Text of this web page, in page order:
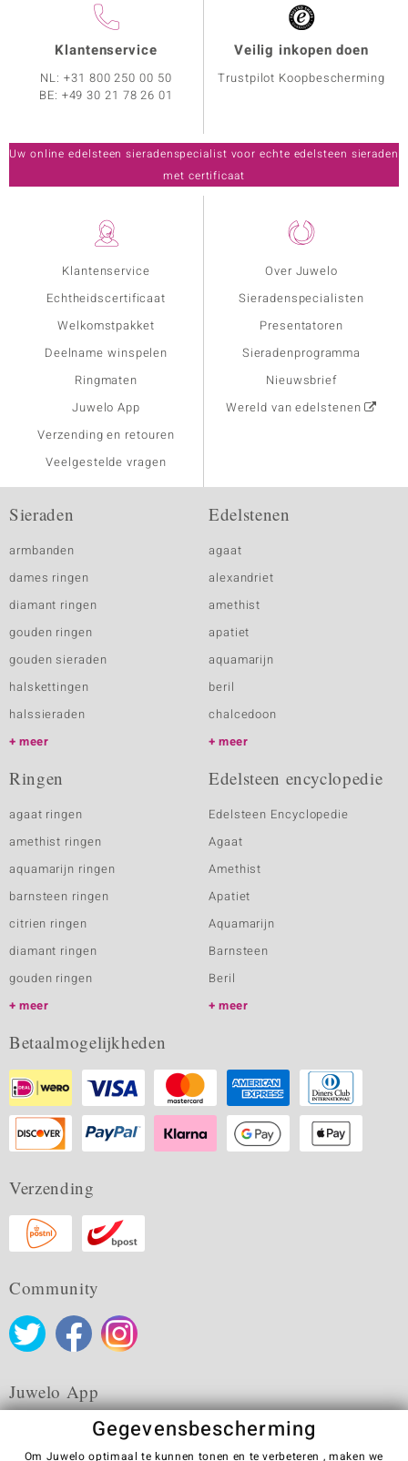
Klantenservice
Echtheidscertificaat
Welkomstpakket
Deelname winspelen
Ringmaten
Juwelo App
Verzending en retouren
Veelgestelde vragen
Over Juwelo
Sieradenspecialisten
Presentatoren
Sieradenprogramma
Nieuwsbrief
Wereld van edelstenen
Klantenservice
NL:+31 800 250 00 50
BE: +49 30 21 78 26 01
Veilig inkopen doen
Trustpilot Koopbescherming
Uw online edelsteen sieradenspecialist voor echte edelsteen sieraden
met certificaat
Sieraden
armbanden
dames ringen
diamant ringen
gouden ringen
gouden sieraden
halskettingen
halssieraden
meer
Edelstenen
agaat
alexandriet
amethist
apatiet
aquamarijn
beril
chalcedoon
meer
Ringen
agaat ringen
amethist ringen
aquamarijn ringen
barnsteen ringen
citrien ringen
diamant ringen
gouden ringen
meer
Edelsteen encyclopedie
Edelsteen Encyclopedie
Agaat
Amethist
Apatiet
Aquamarijn
Barnsteen
Beril
meer
Betaalmogelijkheden
Verzending
Community
Juwelo App
Gegevensbescherming
Om Juwelo optimaal te kunnen tonen en te verbeteren , maken we